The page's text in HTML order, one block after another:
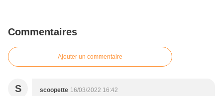
Commentaires
Ajouter un commentaire
S scoopette 16/03/2022 16:42